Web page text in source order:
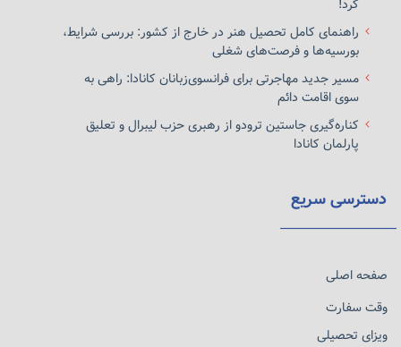
کرد!
راهنمای کامل تحصیل هنر در خارج از کشور: بررسی شرایط،
بورسیه‌ها و فرصت‌های شغلی
مسیر جدید مهاجرتی برای فرانسوی‌زبانان کانادا: راهی به
سوی اقامت دائم
کناره‌گیری جاستین ترودو از رهبری حزب لیبرال و تعلیق
پارلمان کانادا
دسترسی سریع
صفحه اصلی
وقت سفارت
ویزای تحصیلی